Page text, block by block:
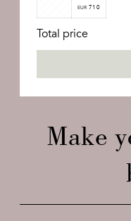
EUR 710
Total price
Make